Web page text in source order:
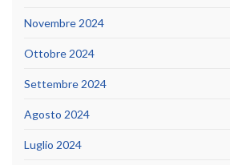
Novembre 2024
Ottobre 2024
Settembre 2024
Agosto 2024
Luglio 2024